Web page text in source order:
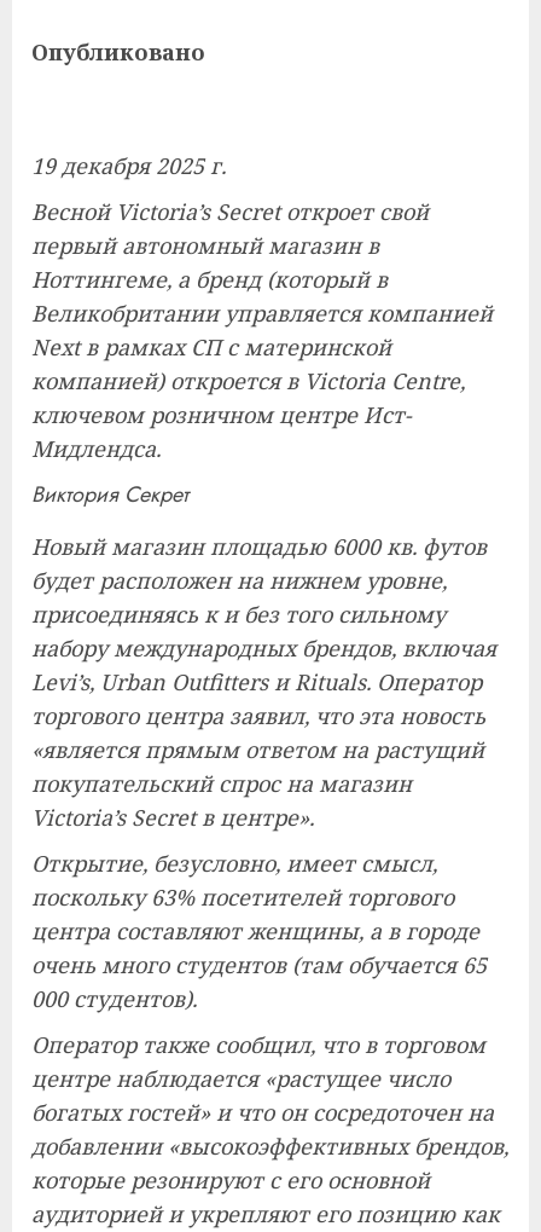
Опубликовано
19 декабря 2025 г.
Весной Victoria’s Secret откроет свой
первый автономный магазин в
Ноттингеме, а бренд (который в
Великобритании управляется компанией
Next в рамках СП с материнской
компанией) откроется в Victoria Centre,
ключевом розничном центре Ист-
Мидлендса.
Виктория Секрет
Новый магазин площадью 6000 кв. футов
будет расположен на нижнем уровне,
присоединяясь к и без того сильному
набору международных брендов, включая
Levi’s, Urban Outfitters и Rituals. Оператор
торгового центра заявил, что эта новость
«является прямым ответом на растущий
покупательский спрос на магазин
Victoria’s Secret в центре».
Открытие, безусловно, имеет смысл,
поскольку 63% посетителей торгового
центра составляют женщины, а в городе
очень много студентов (там обучается 65
000 студентов).
Оператор также сообщил, что в торговом
центре наблюдается «растущее число
богатых гостей» и что он сосредоточен на
добавлении «высокоэффективных брендов,
которые резонируют с его основной
аудиторией и укрепляют его позицию как